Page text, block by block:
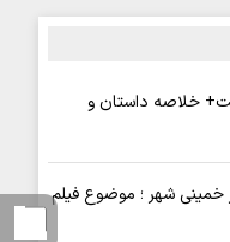
خلاصه داستان و
خمینی شهر ؛ موضوع فیلم